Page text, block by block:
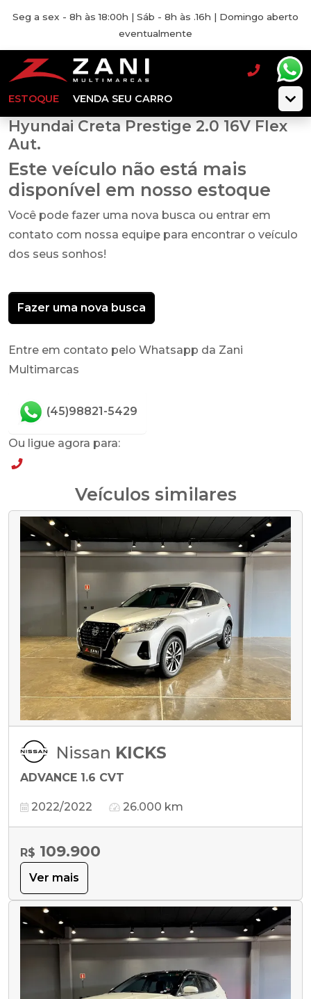
Seg a sex - 8h às 18:00h | Sáb - 8h às .16h | Domingo aberto
eventualmente
ESTOQUE VENDA SEU CARRO
Hyundai Creta Prestige 2.0 16V Flex
Aut.
Este veículo não está mais
disponível em nosso estoque
Você pode fazer uma nova busca ou entrar em
contato com nossa equipe para encontrar o veículo
dos seus sonhos!
Fazer uma nova busca
Entre em contato pelo Whatsapp da Zani
Multimarcas
(45)98821-5429
Ou ligue agora para:
Veículos similares
Nissan KICKS
ADVANCE 1.6 CVT
2022/2022 26.000 km
R$ 109.900
Ver mais